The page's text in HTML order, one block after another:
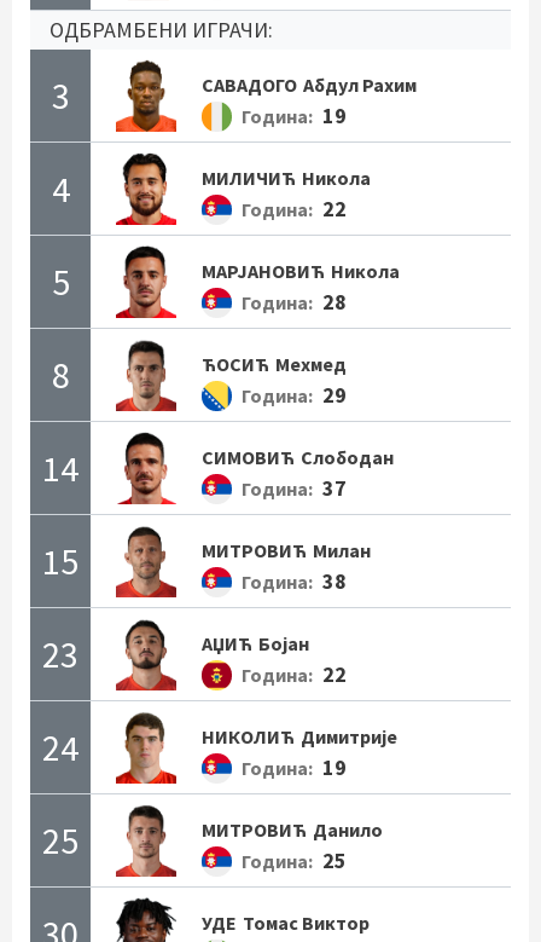
ОДБРАМБЕНИ ИГРАЧИ:
3 САВАДОГО Абдул Рахим
Година: 19
4 МИЛИЧИЋ Никола
Година: 22
5 МАРЈАНОВИЋ Никола
Година: 28
8 ЋОСИЋ Мехмед
Година: 29
14 СИМОВИЋ Слободан
Година: 37
15 МИТРОВИЋ Милан
Година: 38
23 АЏИЋ Бојан
Година: 22
24 НИКОЛИЋ Димитрије
Година: 19
25 МИТРОВИЋ Данило
Година: 25
УДЕ Томас Виктор